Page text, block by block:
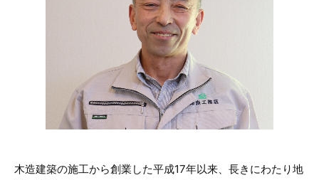
木造建築の施工から創業した平成17年以来、長きにわたり地